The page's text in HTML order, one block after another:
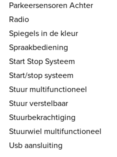
Parkeersensoren Achter
Radio
Spiegels in de kleur
Spraakbediening
Start Stop Systeem
Start/stop systeem
Stuur multifunctioneel
Stuur verstelbaar
Stuurbekrachtiging
Stuurwiel multifunctioneel
Usb aansluiting